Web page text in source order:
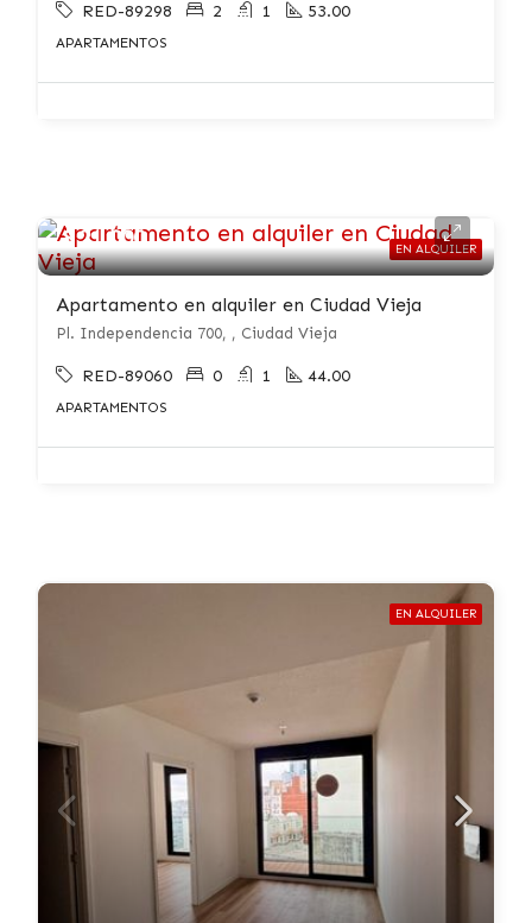
RED-89298 2 1 53.00
APARTAMENTOS
EN ALQUILER
$ 21.000
Apartamento en alquiler en Ciudad Vieja
Pl. Independencia 700, , Ciudad Vieja
RED-89060 0 1 44.00
APARTAMENTOS
EN ALQUILER